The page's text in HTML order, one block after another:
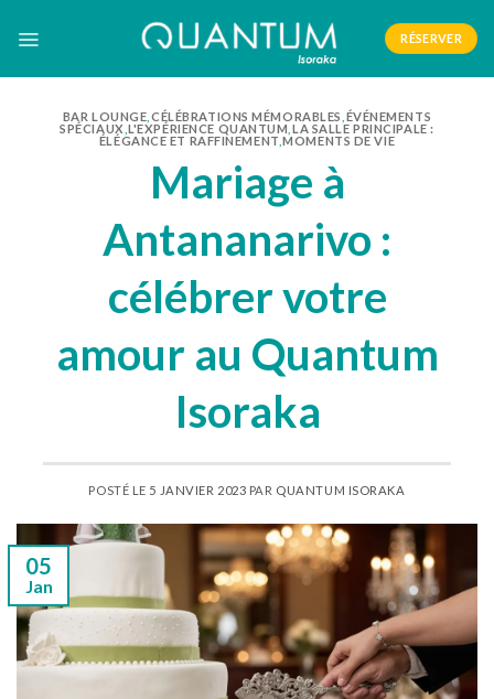
RÉSERVER
BAR LOUNGE ,CÉLÉBRATIONS MÉMORABLES ÉVÉNEMENTS
SPÉCIAUX ,L'EXPÉRIENCE QUANTUM ,LA SALLE PRINCIPALE :
ÉLÉGANCE ET RAFFINEMENT ,MOMENTS DE VIE
Mariage à
Antananarivo :
célébrer votre
amour au Quantum
Isoraka
POSTÉ LE 5 JANVIER 2023 PAR QUANTUM ISORAKA
05
Jan